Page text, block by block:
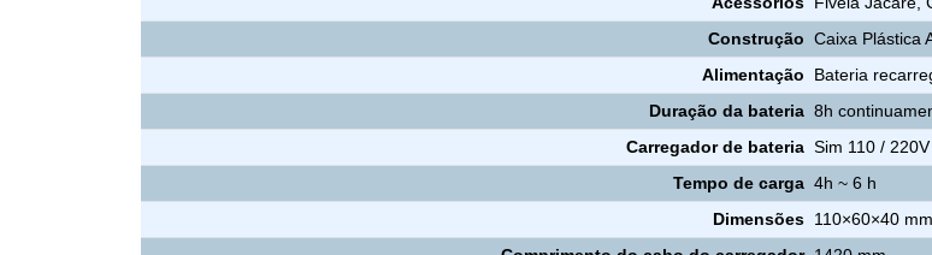
Construção Caixa Plástica
Alimentação
Bateria
Duração da bateria 8h
Carregador de bateria Sim 110 / 220V
Tempo de carga 4h ~ 6 h
Dimensões 110×60×40 mm